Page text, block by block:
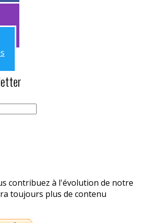
contribuez à l'évolution de notre
toujours plus de contenu